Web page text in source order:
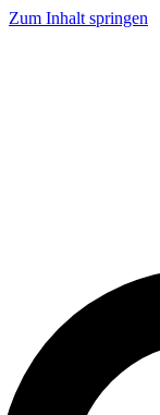
Zum Inhalt springen